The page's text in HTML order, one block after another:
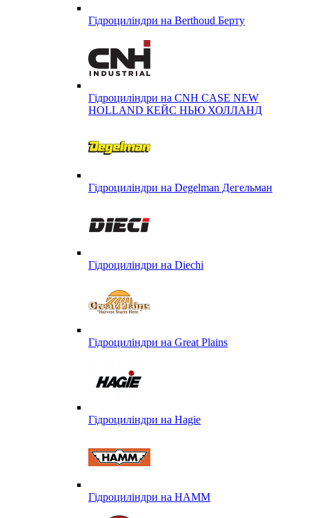
Гідроциліндри на Berthoud Берту
Гідроциліндри на CNH CASE NEW
HOLLAND КЕЙС НЬЮ ХОЛЛАНД
Гідроциліндри на Degelman Дегельман
Гідроциліндри на Diechi
Гідроциліндри на Great Plains
Гідроциліндри на Hagie
Гідроциліндри на HAMM